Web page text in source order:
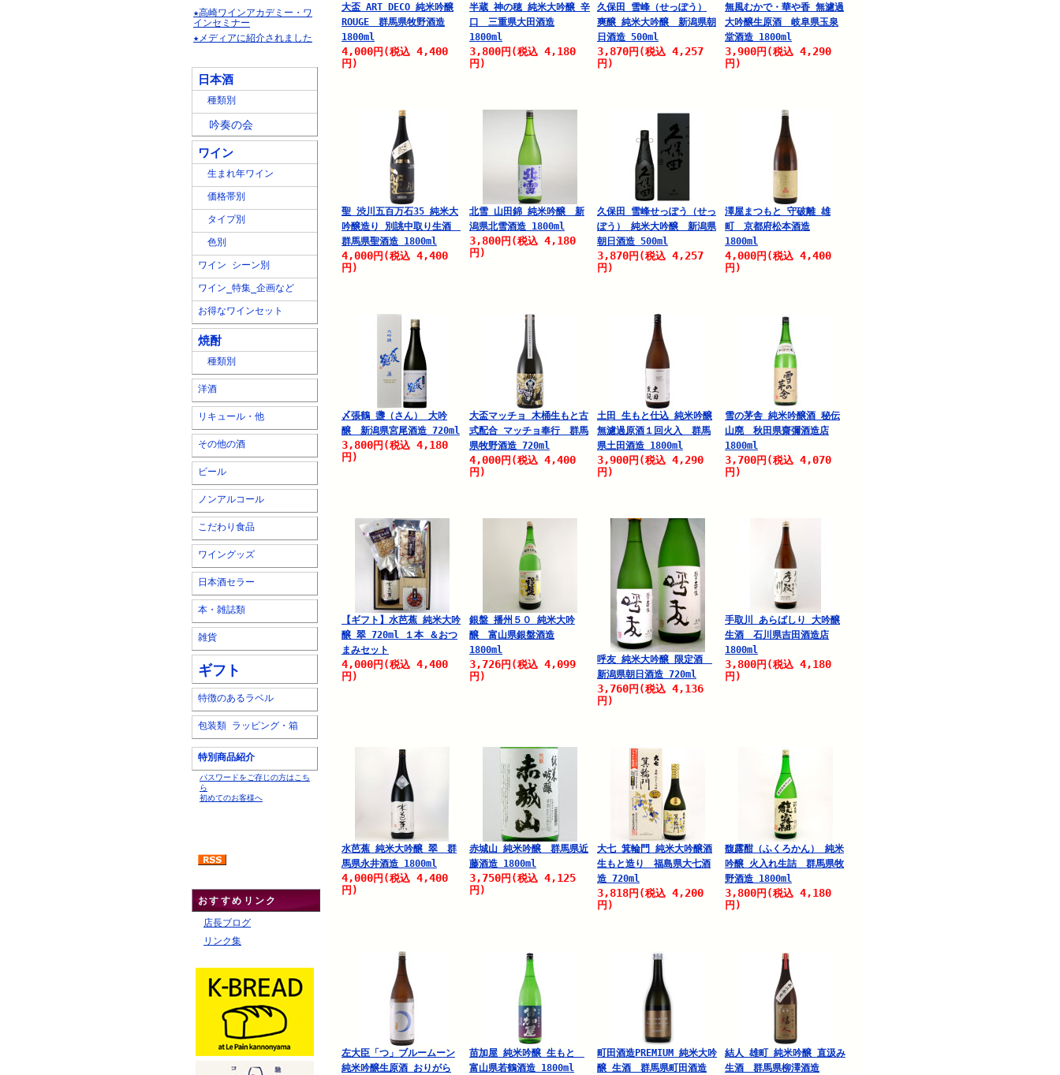
★高崎ワインアカデミー・ワ
インセミナー
★メディアに紹介されました
日本酒
種類別
吟奏の会
ワイン
生まれ年ワイン
価格帯別
タイプ別
色別
ワイン シーン別
ワイン_特集_企画など
お得なワインセット
焼酎
種類別
洋酒
リキュール・他
その他の酒
ビール
ノンアルコール
こだわり食品
ワイングッズ
日本酒セラー
本・雑誌類
雑貨
ギフト
特徴のあるラベル
包装類 ラッピング・箱
特別商品紹介
パスワードをご存じの方はこち
ら
初めてのお客様へ
おすすめリンク
店長ブログ
リンク集
大盃 ART DECO 純米吟醸
ROUGE 群馬県牧野酒造
1800ml
4,000円 (税込 4,400
円)
半蔵 神の穂 純米大吟醸 辛
口 三重県大田酒造
1800ml
3,800円 (税込 4,180
円)
久保田 雪峰（せっぽう）
爽醸 純米大吟醸 新潟県朝
日酒造 500ml
3,870円 (税込 4,257
円)
無風むかで・華や香 無濾過
大吟醸生原酒 岐阜県玉泉
堂酒造 1800ml
3,900円 (税込 4,290
円)
聖 渋川五百万石35 純米大
吟醸造り 別誂中取り生酒
群馬県聖酒造 1800ml
4,000円 (税込 4,400
円)
北雪 山田錦 純米吟醸 新
潟県北雪酒造 1800ml
3,800円 (税込 4,180
円)
久保田 雪峰せっぽう（せっ
ぽう） 純米大吟醸 新潟県
朝日酒造 500ml
3,870円 (税込 4,257
円)
澤屋まつもと 守破離 雄
町 京都府松本酒造
1800ml
4,000円 (税込 4,400
円)
〆張鶴 盞（さん） 大吟
醸 新潟県宮尾酒造 720ml
3,800円 (税込 4,180
円)
大盃マッチョ 木桶生もと古
式配合 マッチョ奉行 群馬
県牧野酒造 720ml
4,000円 (税込 4,400
円)
土田 生もと仕込 純米吟醸
無濾過原酒１回火入 群馬
県土田酒造 1800ml
3,900円 (税込 4,290
円)
雪の茅舎 純米吟醸酒 秘伝
山廃 秋田県齋彌酒造店
1800ml
3,700円 (税込 4,070
円)
【ギフト】水芭蕉 純米大吟
醸 翠 720ml １本 ＆おつ
まみセット
4,000円 (税込 4,400
円)
銀盤 播州５０ 純米大吟
醸 富山県銀盤酒造
1800ml
3,726円 (税込 4,099
円)
呼友 純米大吟醸 限定酒
新潟県朝日酒造 720ml
3,760円 (税込 4,136
円)
手取川 あらばしり 大吟醸
生酒 石川県吉田酒造店
1800ml
3,800円 (税込 4,180
円)
水芭蕉 純米大吟醸 翠 群
馬県永井酒造 1800ml
4,000円 (税込 4,400
円)
赤城山 純米吟醸 群馬県近
藤酒造 1800ml
3,750円 (税込 4,125
円)
大七 箕輪門 純米大吟醸酒
生もと造り 福島県大七酒
造 720ml
3,818円 (税込 4,200
円)
馥露酣（ふくろかん） 純米
吟醸 火入れ生詰 群馬県牧
野酒造 1800ml
3,800円 (税込 4,180
円)
左大臣「つ」ブルームーン
純米吟醸生原酒 おりがら
苗加屋 純米吟醸 生もと
富山県若鶴酒造 1800ml
町田酒造PREMIUM 純米大吟
醸 生酒 群馬県町田酒造
結人 雄町 純米吟醸 直汲み
生酒 群馬県柳澤酒造